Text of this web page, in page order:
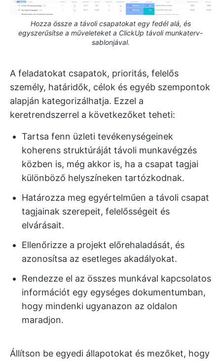
Hozza össze a távoli csapatokat egy fedél alá, és
egyszerűsítse a műveleteket a ClickUp távoli munkaterv-
sablonjával.
A feladatokat csapatok, prioritás, felelős
személy, határidők, célok és egyéb szempontok
alapján kategorizálhatja. Ezzel a
keretrendszerrel a következőket teheti:
Tartsa fenn üzleti tevékenységeinek
koherens struktúráját távoli munkavégzés
közben is, még akkor is, ha a csapat tagjai
különböző helyszíneken tartózkodnak.
Határozza meg egyértelműen a távoli csapat
tagjainak szerepeit, felelősségeit és
elvárásait.
Ellenőrizze a projekt előrehaladását, és
azonosítsa az esetleges akadályokat.
Rendezze el az összes munkával kapcsolatos
információt egy egységes dokumentumban,
hogy mindenki ugyanazon az oldalon
maradjon.
Állítson be egyedi állapotokat és mezőket, hogy